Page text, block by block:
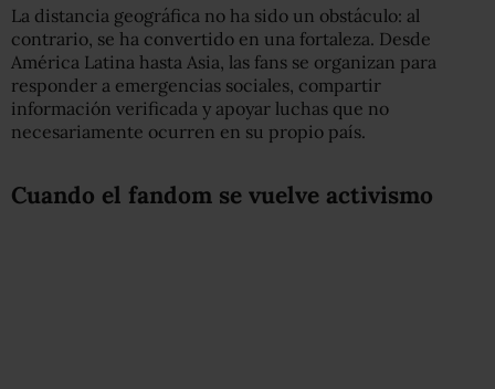
La distancia geográfica no ha sido un obstáculo: al
contrario, se ha convertido en una fortaleza. Desde
América Latina hasta Asia, las fans se organizan para
responder a emergencias sociales, compartir
información verificada y apoyar luchas que no
necesariamente ocurren en su propio país.
Cuando el fandom se vuelve activismo